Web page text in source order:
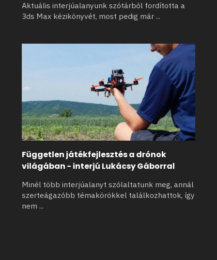
Aktuális interjúalanyunk szótárból fordította a
3ds Max kézikönyvét, most pedig már ...
Független játékfejlesztés a drónok
világában - interjú Lukácsy Gáborral
Minél több interjúalanyt szólaltatunk meg, annál
szerteágazóbb témakörökkel találkozhattok, így
nem ...